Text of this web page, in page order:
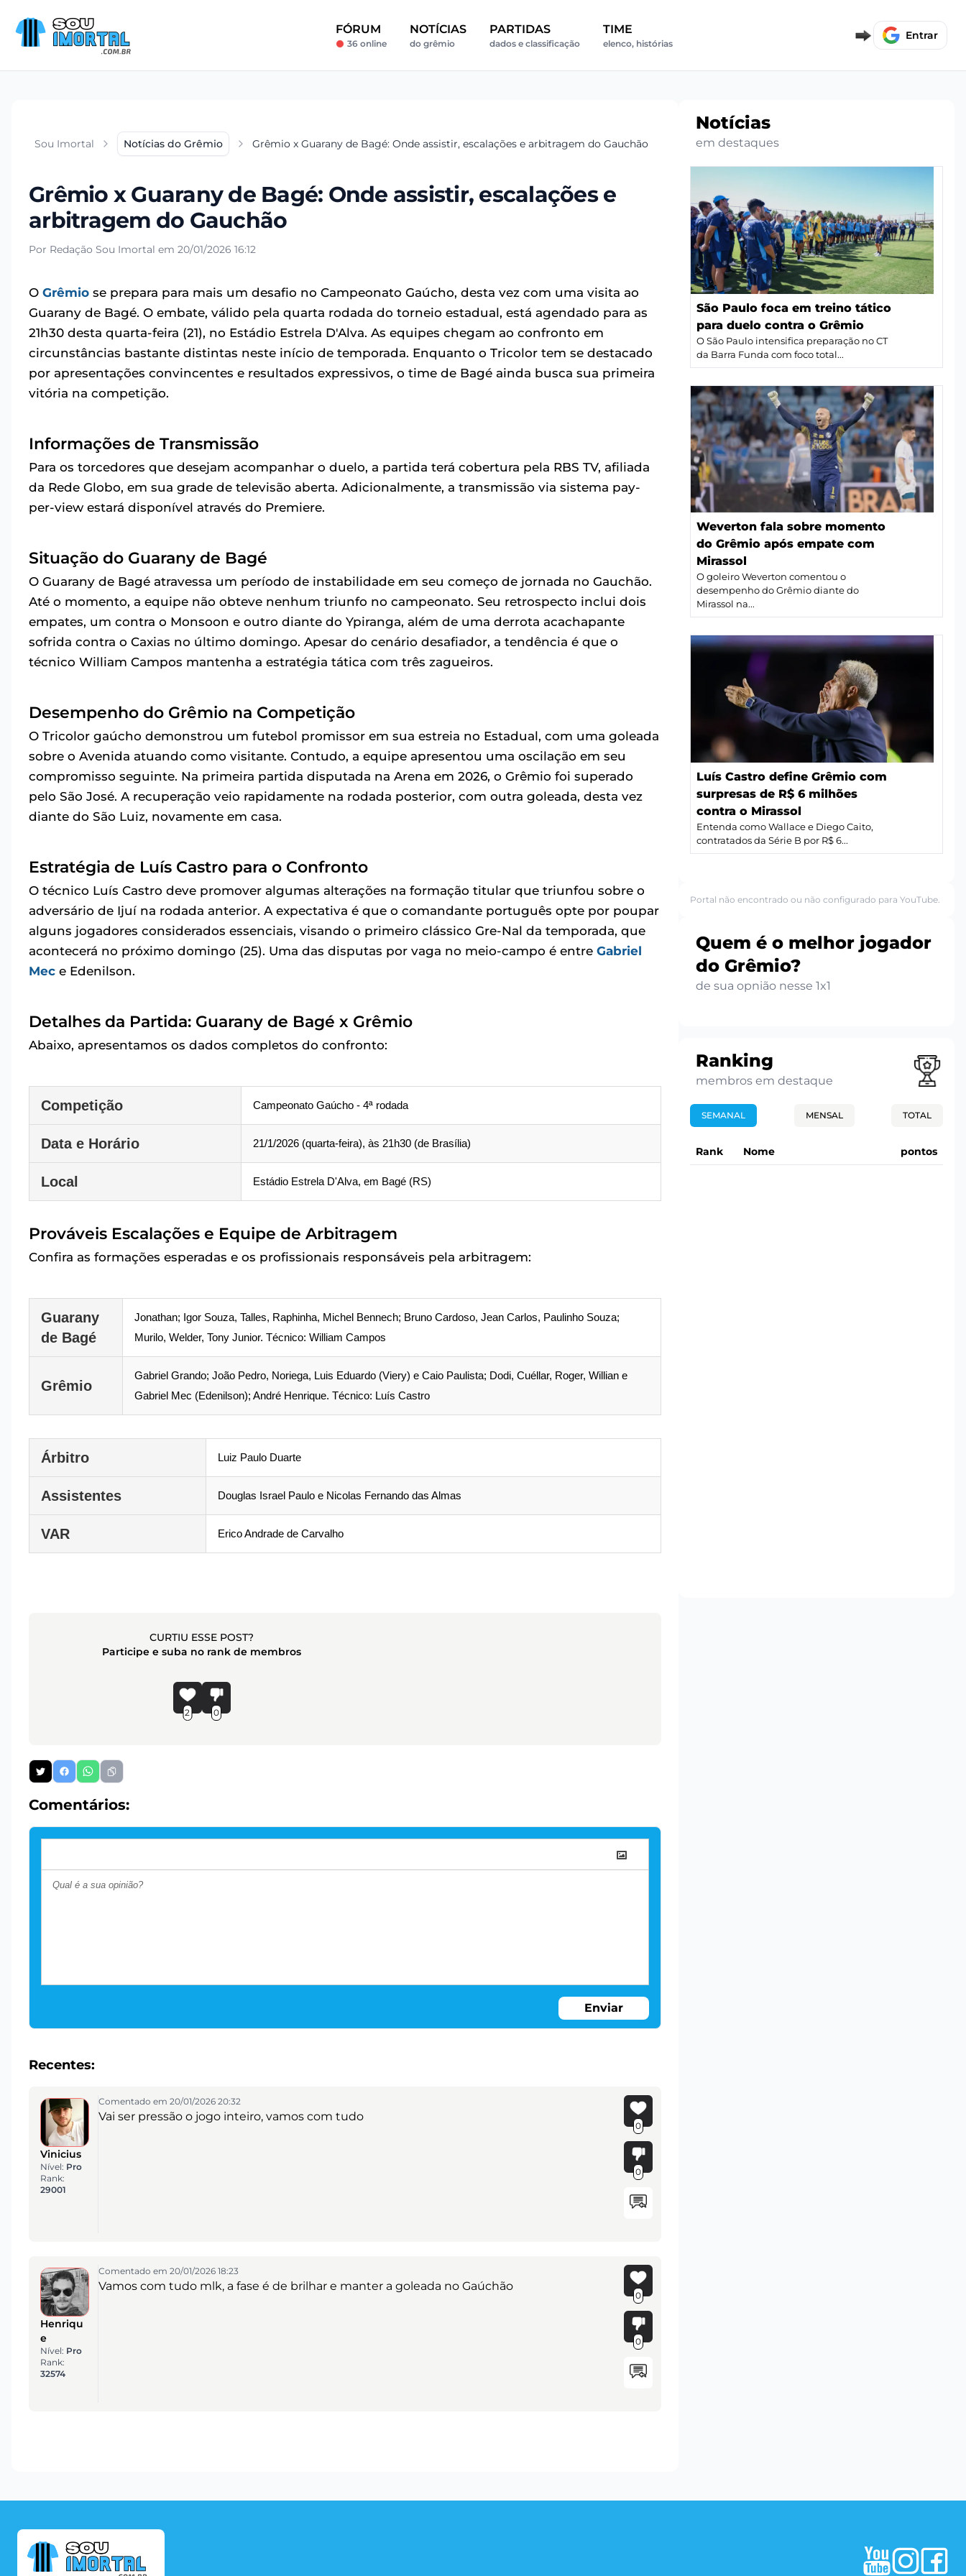
FÓRUM
36 online
NOTÍCIAS
do grêmio
PARTIDAS
dados e classificação
TIME
elenco, histórias
Entrar
Sou Imortal Notícias do Grêmio Grêmio x Guarany de Bagé: Onde assistir, escalações e arbitragem do Gauchão
Grêmio x Guarany de Bagé: Onde assistir, escalações e
arbitragem do Gauchão
Por Redação Sou Imortal em 20/01/2026 16:12
O Grêmio se prepara para mais um desafio no Campeonato Gaúcho, desta vez com uma visita ao
Guarany de Bagé. O embate, válido pela quarta rodada do torneio estadual, está agendado para as
21h30 desta quarta-feira (21), no Estádio Estrela D'Alva. As equipes chegam ao confronto em
circunstâncias bastante distintas neste início de temporada. Enquanto o Tricolor tem se destacado
por apresentações convincentes e resultados expressivos, o time de Bagé ainda busca sua primeira
vitória na competição.
Informações de Transmissão
Para os torcedores que desejam acompanhar o duelo, a partida terá cobertura pela RBS TV, afiliada
da Rede Globo, em sua grade de televisão aberta. Adicionalmente, a transmissão via sistema pay-
per-view estará disponível através do Premiere.
Situação do Guarany de Bagé
O Guarany de Bagé atravessa um período de instabilidade em seu começo de jornada no Gauchão.
Até o momento, a equipe não obteve nenhum triunfo no campeonato. Seu retrospecto inclui dois
empates, um contra o Monsoon e outro diante do Ypiranga, além de uma derrota acachapante
sofrida contra o Caxias no último domingo. Apesar do cenário desafiador, a tendência é que o
técnico William Campos mantenha a estratégia tática com três zagueiros.
Desempenho do Grêmio na Competição
O Tricolor gaúcho demonstrou um futebol promissor em sua estreia no Estadual, com uma goleada
sobre o Avenida atuando como visitante. Contudo, a equipe apresentou uma oscilação em seu
compromisso seguinte. Na primeira partida disputada na Arena em 2026, o Grêmio foi superado
pelo São José. A recuperação veio rapidamente na rodada posterior, com outra goleada, desta vez
diante do São Luiz, novamente em casa.
Estratégia de Luís Castro para o Confronto
O técnico Luís Castro deve promover algumas alterações na formação titular que triunfou sobre o
adversário de Ijuí na rodada anterior. A expectativa é que o comandante português opte por poupar
alguns jogadores considerados essenciais, visando o primeiro clássico Gre-Nal da temporada, que
acontecerá no próximo domingo (25). Uma das disputas por vaga no meio-campo é entre Gabriel
Mec e Edenilson.
Detalhes da Partida: Guarany de Bagé x Grêmio
Abaixo, apresentamos os dados completos do confronto:
Competição Campeonato Gaúcho - 4ª rodada
Data e Horário 21/1/2026 (quarta-feira), às 21h30 (de Brasília)
Local Estádio Estrela D'Alva, em Bagé (RS)
Prováveis Escalações e Equipe de Arbitragem
Confira as formações esperadas e os profissionais responsáveis pela arbitragem:
Guarany
de Bagé
Jonathan; Igor Souza, Talles, Raphinha, Michel Bennech; Bruno Cardoso, Jean Carlos, Paulinho Souza;
Murilo, Welder, Tony Junior. Técnico: William Campos
Grêmio
Gabriel Grando; João Pedro, Noriega, Luis Eduardo (Viery) e Caio Paulista; Dodi, Cuéllar, Roger, Willian e
Gabriel Mec (Edenilson); André Henrique. Técnico: Luís Castro
Árbitro Luiz Paulo Duarte
Assistentes Douglas Israel Paulo e Nicolas Fernando das Almas
VAR Erico Andrade de Carvalho
CURTIU ESSE POST?
Participe e suba no rank de membros
2 0
Comentários:
Enviar
Recentes:
Vinicius
Nível: Pro
Rank:
29001
Comentado em 20/01/2026 20:32
Vai ser pressão o jogo inteiro, vamos com tudo
0
0
Henriqu
e
Nível: Pro
Rank:
32574
Comentado em 20/01/2026 18:23
Vamos com tudo mlk, a fase é de brilhar e manter a goleada no Gaúchão
0
0
Notícias
em destaques
São Paulo foca em treino tático
para duelo contra o Grêmio
O São Paulo intensifica preparação no CT
da Barra Funda com foco total...
Weverton fala sobre momento
do Grêmio após empate com
Mirassol
O goleiro Weverton comentou o
desempenho do Grêmio diante do
Mirassol na...
Luís Castro define Grêmio com
surpresas de R$ 6 milhões
contra o Mirassol
Entenda como Wallace e Diego Caito,
contratados da Série B por R$ 6...
Portal não encontrado ou não configurado para YouTube.
Quem é o melhor jogador
do Grêmio?
de sua opnião nesse 1x1
Ranking
membros em destaque
SEMANAL MENSAL TOTAL
Rank Nome pontos